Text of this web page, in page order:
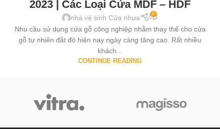
2023 | Các Loại Cửa MDF – HDF
nhà vệ sinh Cửa nhựa 0
Nhu cầu sử dụng cửa gỗ công nghiệp nhằm thay thế cho cửa
gỗ tự nhiên đắt đỏ hiện nay ngày càng tăng cao. Rất nhiều
khách...
CONTINUE READING